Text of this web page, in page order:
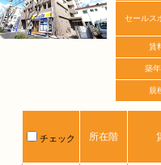
セールス
賃
築
規
チェック 所在階